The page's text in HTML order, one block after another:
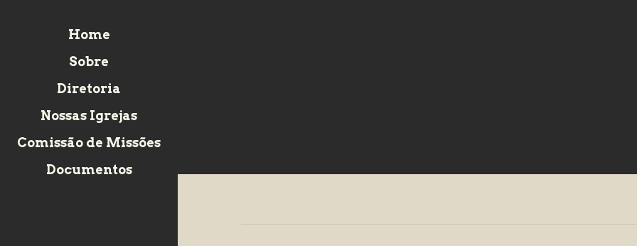
Home
Sobre
Diretoria
Nossas Igrejas
Comissão de Missões
Documentos